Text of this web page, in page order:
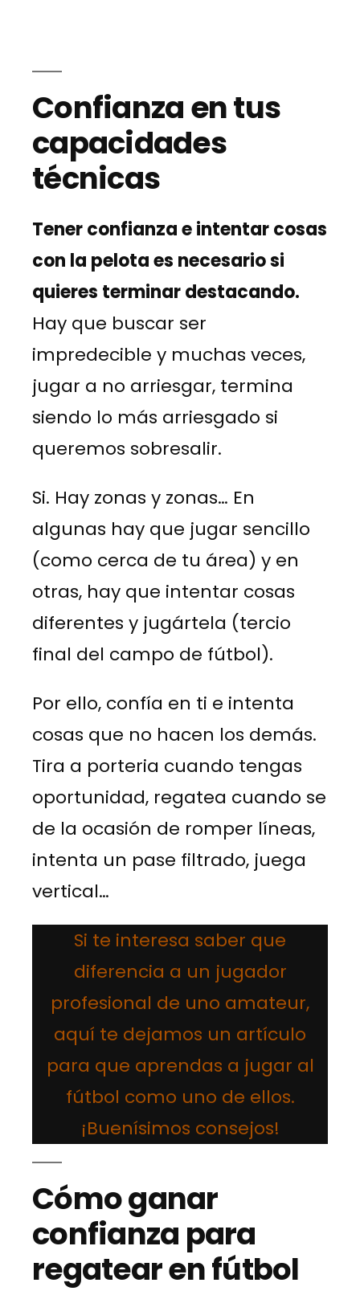
Confianza en tus
capacidades
técnicas
Tener confianza e intentar cosas
con la pelota es necesario si
quieres terminar destacando.
Hay que buscar ser
impredecible y muchas veces,
jugar a no arriesgar, termina
siendo lo más arriesgado si
queremos sobresalir.
Si. Hay zonas y zonas… En
algunas hay que jugar sencillo
(como cerca de tu área) y en
otras, hay que intentar cosas
diferentes y jugártela (tercio
final del campo de fútbol).
Por ello, confía en ti e intenta
cosas que no hacen los demás.
Tira a porteria cuando tengas
oportunidad, regatea cuando se
de la ocasión de romper líneas,
intenta un pase filtrado, juega
vertical…
Si te interesa saber que
diferencia a un jugador
profesional de uno amateur,
aquí te dejamos un artículo
para que aprendas a jugar al
fútbol como uno de ellos.
¡Buenísimos consejos!
Cómo ganar
confianza para
regatear en fútbol